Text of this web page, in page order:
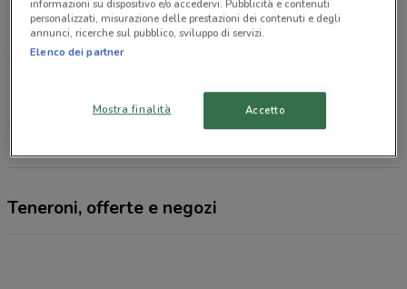
Via Gio Batta Bassi, 12 Udine
559 m
APERTO
773 m
APERTO
Teneroni, offerte e negozi
informazioni su dispositivo e/o accedervi. Pubblicità e contenuti
personalizzati, misurazione delle prestazioni dei contenuti e degli
annunci, ricerche sul pubblico, sviluppo di servizi.
Elenco dei partner
Mostra finalità Accetto